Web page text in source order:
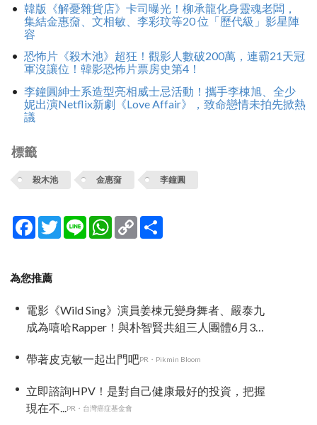
韓版《解憂雜貨店》卡司曝光！柳承龍化身靈魂老闆，
集結金惠奫、文相敏、李彩玟等20 位「歷代級」影星陣
容
恐怖片《殺木池》超狂！觀影人數破200萬，連霸21天冠
軍沒讓位！韓影恐怖片票房史第4！
李鐘圓紳士系造型亮相威士忌活動！攜手李棟旭、全少
妮出演Netflix新劇《Love Affair》，致命戀情未拍先掀熱
議
標籤
殺木池 金惠奫 李鐘圓
Facebook
TwitterLine WhatsApp
Copy
Link
為您推薦
電影《Wild Sing》演員姜棟元變身舞者、嚴泰九
成為嘻哈Rapper！與朴智賢共組三人團體6月3日
帶著皮克敏一起出門吧PR・Pikmin Bloom
立即諮詢HPV！是對自己健康最好的投資，把握
現在不...PR・台灣癌症基金會